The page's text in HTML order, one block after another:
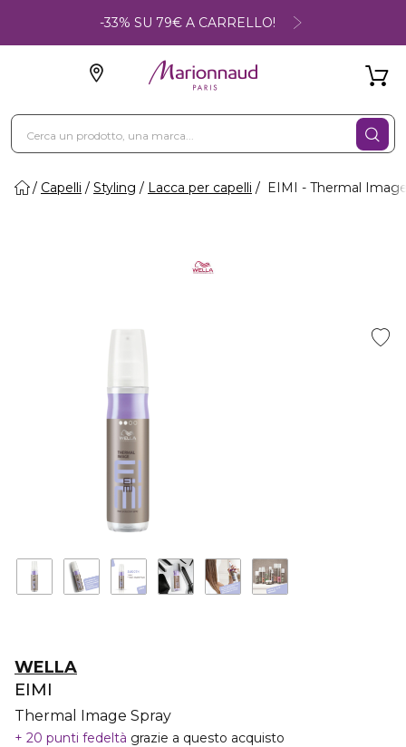
-33% SU 79€ A CARRELLO!
Capelli Styling Lacca per capelli EIMI - Thermal
WELLA
EIMI
Thermal Image Spray
20 punti fedeltà grazie a questo acquisto